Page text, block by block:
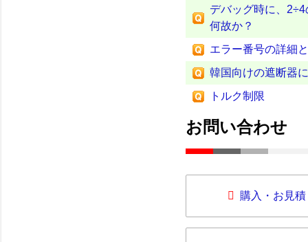
デバッグ時に、
何故か？
エラー番号の詳細
韓国向けの遮断器
トルク制限
お問い合わせ
購入・お見